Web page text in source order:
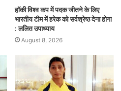
हॉकी विश्व कप में पदक जीतने के लिए
भारतीय टीम में हरेक को सर्वश्रेष्ठ देना होगा
: ललित उपाध्याय
August 8, 2026